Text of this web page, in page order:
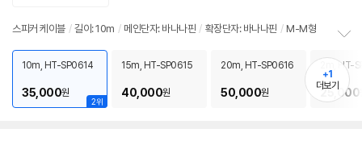
스피커 케이블 / 길이: 10m / 메인단자: 바나나핀 / 확장단자: 바나나핀 / M-M형
보
펼
치
2위
10m, HT-SP0614
35,000원
15m, HT-SP0615
40,000원
20m, HT-SP0616
50,000원
2m, HT-
25,000
+1
더보기